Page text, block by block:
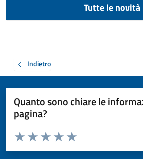
Tutte le novità
Indietro
Quanto sono chiare le
pagina?
Valuta da 1 a 5 stelle la pagina
Valuta 5 stelle su 5
Valuta 4 stelle su 5
Valuta 3 stelle su 5
Valuta 2 stelle su 5
Valuta 1 stelle su 5